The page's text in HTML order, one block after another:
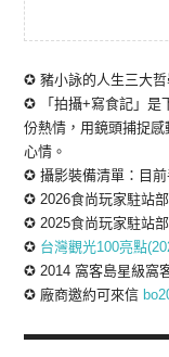
✪ 豬小詠的人生三大哲
✪ 「拍攝+寫食記」是
份熱情，用鏡頭捕捉
心情。
✪ 攝影裝備清單：目前
✪ 2026食尚玩家駐站
✪ 2025食尚玩家駐站
✪ 台灣觀光100亮點
✪ 2014 窩客島星級窩
✪ 廠商邀約可來信